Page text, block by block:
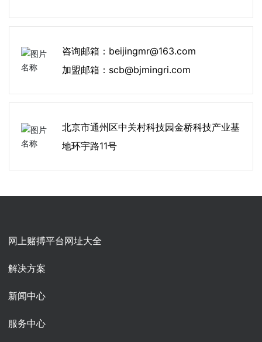
咨询邮箱： beijingmr@163.com
加盟邮箱： scb@bjmingri.com
北京市通州区中关村科技园金桥科技产业基
地环宇路11号
网上赌搏平台网址大全
解决方案
新闻中心
服务中心